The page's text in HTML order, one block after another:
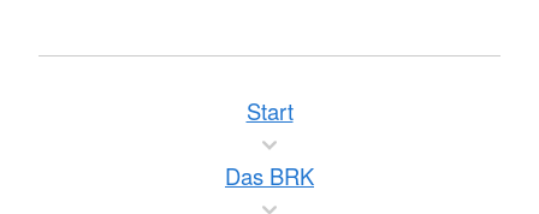
Start
Das BRK